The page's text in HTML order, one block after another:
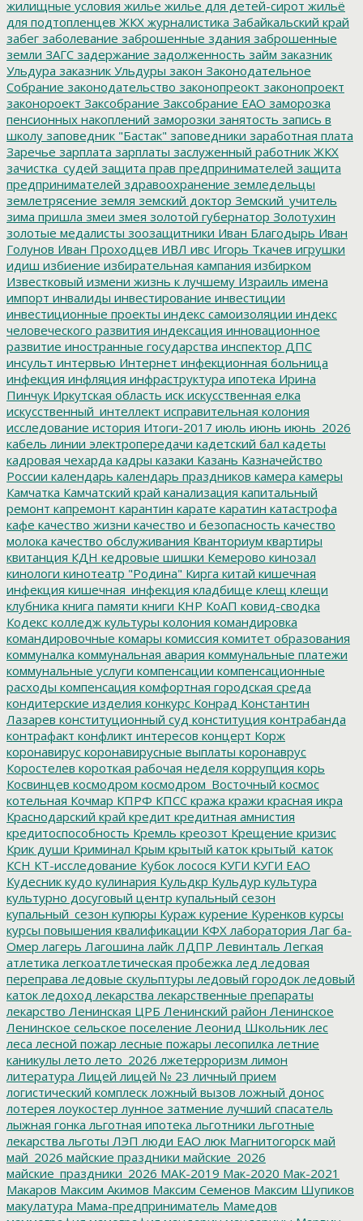
жилищные условия жилье жилье для детей-сирот жильё
для подтопленцев ЖКХ журналистика Забайкальский край
забег заболевание заброшенные здания заброшенные
земли ЗАГС задержание задолженность займ заказник
Ульдура заказник Ульдуры закон Законодательное
Собрание законодательство законопреокт законопроект
законороект Заксобрание Заксобрание ЕАО заморозка
пенсионных накоплений заморозки занятость запись в
школу заповедник "Бастак" заповедники заработная плата
Заречье зарплата зарплаты заслуженный работник ЖКХ
зачистка_судей защита прав предпринимателей защита
предпринимателей здравоохранение земледельцы
землетрясение земля земский доктор Земский_учитель
зима пришла змеи змея золотой губернатор Золотухин
золотые медалисты зоозащитники Иван Благодырь Иван
Голунов Иван Проходцев ИВЛ ивс Игорь Ткачев игрушки
идиш избиение избирательная кампания избирком
Известковый измени жизнь к лучшему Израиль имена
импорт инвалиды инвестирование инвестиции
инвестиционные проекты индекс самоизоляции индекс
человеческого развития индексация инновационное
развитие иностранные государства инспектор ДПС
инсульт интервью Интернет инфекционная больница
инфекция инфляция инфраструктура ипотека Ирина
Пинчук Иркутская область иск искусственная елка
искусственный_интеллект исправительная колония
исследование история Итоги-2017 июль июнь июнь_2026
кабель линии электропередачи кадетский бал кадеты
кадровая чехарда кадры казаки Казань Казначейство
России календарь календарь праздников камера камеры
Камчатка Камчатский край канализация капитальный
ремонт капремонт карантин карате каратин катастрофа
кафе качество жизни качество и безопасность качество
молока качество обслуживания Кванториум квартиры
квитанция КДН кедровые шишки Кемерово кинозал
кинологи кинотеатр "Родина" Кирга китай кишечная
инфекция кишечная_инфекция кладбище клещ клещи
клубника книга памяти книги КНР КоАП ковид-сводка
Кодекс колледж культуры колония командировка
командировочные комары комиссия комитет образования
коммуналка коммунальная авария коммунальные платежи
коммунальные услуги компенсации компенсационные
расходы компенсация комфортная городская среда
кондитерские изделия конкурс Конрад Константин
Лазарев конституционный суд конституция контрабанда
контрафакт конфликт интересов концерт Корж
коронавирус коронавирусные выплаты коронаврус
Коростелев короткая рабочая неделя коррупция корь
Косвинцев космодром космодром_Восточный космос
котельная Кочмар КПРФ КПСС кража кражи красная икра
Краснодарский край кредит кредитная амнистия
кредитоспособность Кремль креозот Крещение кризис
Крик души Криминал Крым крытый каток крытый_каток
КСН КТ-исследование Кубок лосося КУГИ КУГИ ЕАО
Кудесник кудо кулинария Кульдкр Кульдур культура
культурно досуговый центр купальный сезон
купальный_сезон купюры Кураж курение Куренков курсы
курсы повышения квалификации КФХ лаборатория Лаг ба-
Омер лагерь Лагошина лайк ЛДПР Левинталь Легкая
атлетика легкоатлетическая пробежка лед ледовая
переправа ледовые скульптуры ледовый городок ледовый
каток ледоход лекарства лекарственные препараты
лекарство Ленинская ЦРБ Ленинский район Ленинское
Ленинское сельское поселение Леонид Школьник лес
леса лесной пожар лесные пожары лесопилка летние
каникулы лето лето_2026 лжетерроризм лимон
литература Лицей лицей № 23 личный прием
логистический комплеск ложный вызов ложный донос
лотерея лоукостер лунное затмение лучший спасатель
лыжная гонка льготная ипотека льготники льготные
лекарства льготы ЛЭП люди ЕАО люк Магнитогорск май
май_2026 майские праздники майские_2026
майские_праздники_2026 МАК-2019 Мак-2020 Мак-2021
Макаров Максим Акимов Максим Семенов Максим Шупиков
макулатура Мама-предприниматель Мамедов